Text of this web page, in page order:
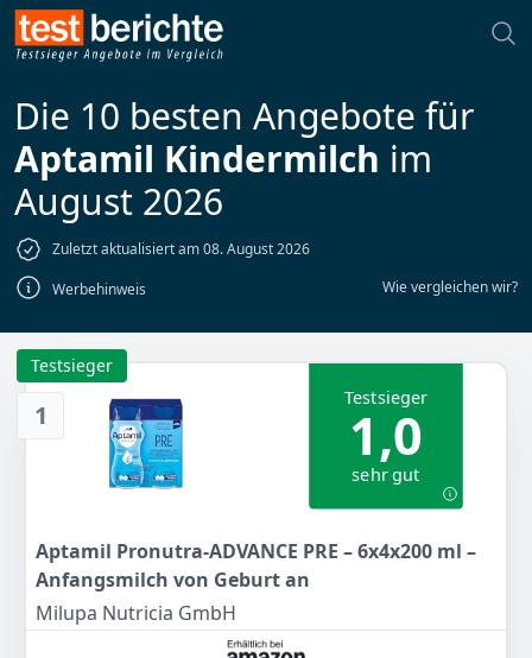
Die 10 besten Angebote für
Aptamil Kindermilch im
August 2026
Zuletzt aktualisiert am 08. August 2026
Werbehinweis
Wie vergleichen wir?
1
Testsieger
Testsieger
1,0
sehr gut
Aptamil Pronutra-ADVANCE PRE – 6x4x200 ml –
Anfangsmilch von Geburt an
Milupa Nutricia GmbH